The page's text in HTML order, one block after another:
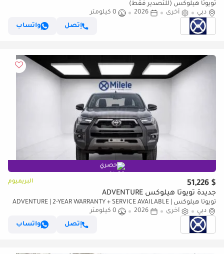
تويوتا هيلوكس (للتصدير فقط)
دبي
أخرى 2026
0 كيلومتر
إتصل
واتساب
حصري
$ 51,226 البريميوم
جديدة تويوتا هيلوكس ADVENTURE
تويوتا هيلوكس ADVENTURE | 2-YEAR WARRANTY + SERVICE AVAILABLE |
IN-HOUSE FINANCING | 0% DOWNPAYMENT (BANK)
دبي أخرى 2026
0 كيلومتر
إتصل
واتساب